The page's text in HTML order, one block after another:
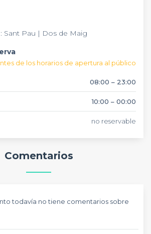
Sant Pau | Dos de Maig
de los horarios de apertura al público
08:00 – 23:00
10:00 – 00:00
no reservable
Comentarios
todavía no tiene comentarios sobre